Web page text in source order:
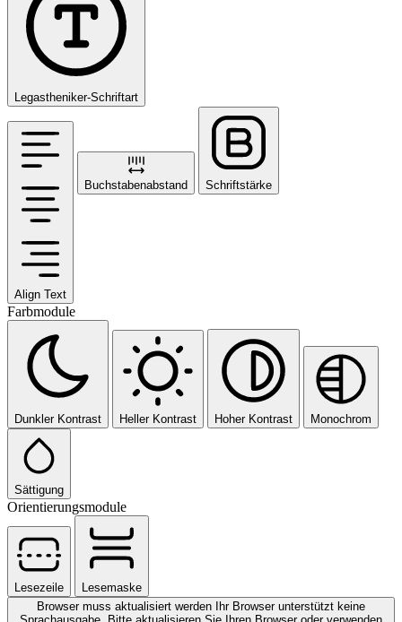
Legastheniker-Schriftart
Align Text
Buchstabenabstand Schriftstärke
Farbmodule
Dunkler Kontrast Heller Kontrast Hoher Kontrast Monochrom
Sättigung
Orientierungsmodule
Lesezeile
Lesemaske
Browser muss aktualisiert werden
Ihr Browser unterstützt keine